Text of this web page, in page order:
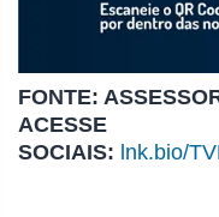
FONTE:
ACESSE
SOCIAIS: lnk.bio/